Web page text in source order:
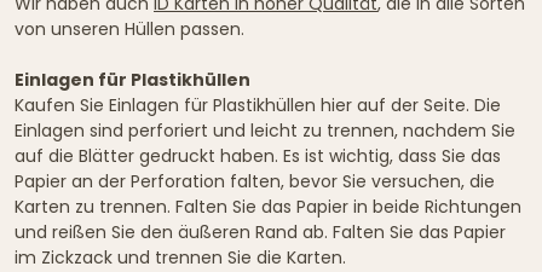
von unseren Hüllen passen.
Einlagen für Plastikhüllen
Kaufen Sie Einlagen für Plastikhüllen hier auf der Seite. Die
Einlagen sind perforiert und leicht zu trennen, nachdem Sie
auf die Blätter gedruckt haben. Es ist wichtig, dass Sie das
Papier an der Perforation falten, bevor Sie versuchen, die
Karten zu trennen. Falten Sie das Papier in beide Richtungen
und reißen Sie den äußeren Rand ab. Falten Sie das Papier
im Zickzack und trennen Sie die Karten.